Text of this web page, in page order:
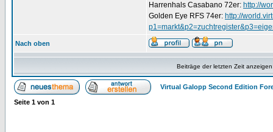
Harrenhals Casabano 72er: http://
Golden Eye RFS 74er: http://
Nach oben
Beiträge der letzten Zeit
Virtual Galopp Second Edition
Seite 1 von 1